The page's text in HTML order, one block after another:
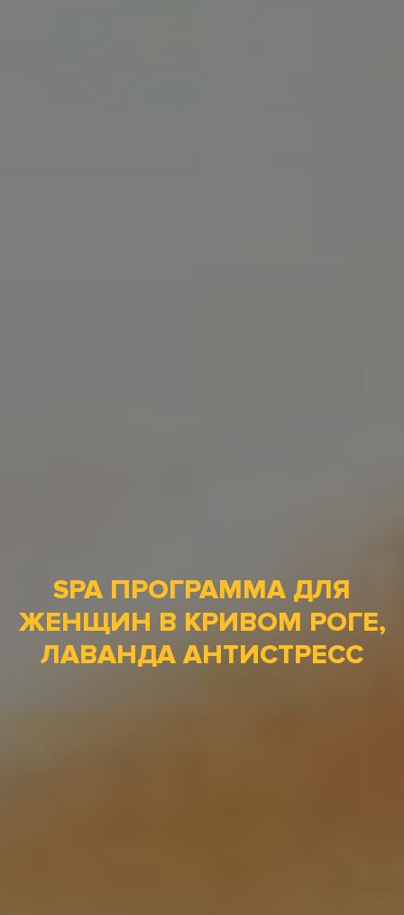
SPA ПРОГРАММА ДЛЯ
ЖЕНЩИН В КРИВОМ РОГЕ,
ЛАВАНДА АНТИСТРЕСС